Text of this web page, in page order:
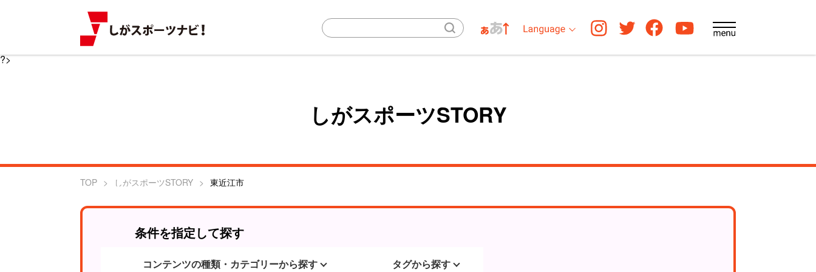
?>
しがスポーツSTORY
TOP しがスポーツSTORY 東近江市
条件を指定して探す
コンテンツの種類・カテゴリーから探す タグから探す